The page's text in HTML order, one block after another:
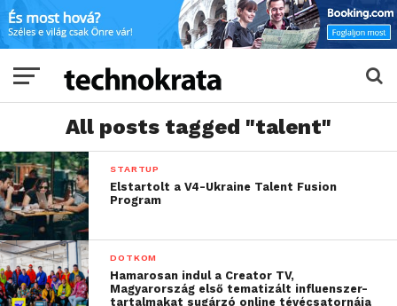
All posts tagged "talent"
STARTUP
Elstartolt a V4-Ukraine Talent Fusion
Program
DOTKOM
Hamarosan indul a Creator TV,
Magyarország első tematizált influenszer-
tartalmakat sugárzó online tévécsatornája